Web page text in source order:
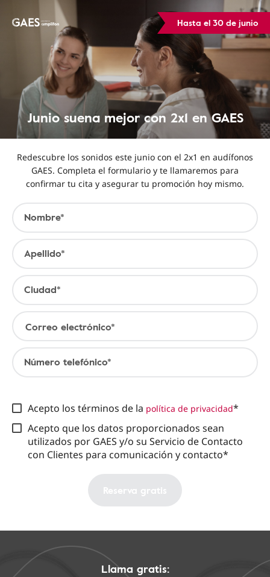
Hasta el 30 de junio
Junio suena mejor con 2x1 en GAES
Redescubre los sonidos este junio con el 2x1 en audífonos
GAES. Completa el formulario y te llamaremos para
confirmar tu cita y asegurar tu promoción hoy mismo.
Nombre*
Apellido*
Ciudad*
Correo electrónico*
Número telefónico*
Acepto los términos de la política de privacidad*
Acepto que los datos proporcionados sean
utilizados por GAES y/o su Servicio de Contacto
con Clientes para comunicación y contacto*
Reserva gratis
Llama gratis: